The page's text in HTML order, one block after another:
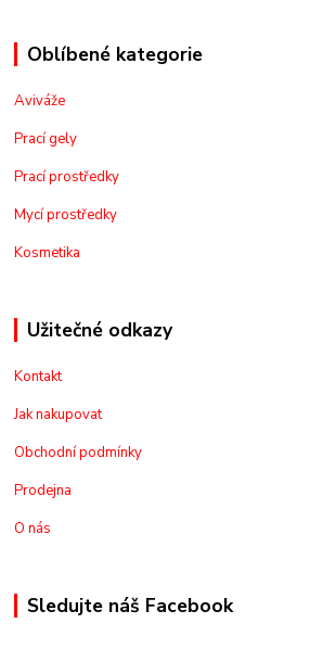
Oblíbené kategorie
Aviváže
Prací gely
Prací prostředky
Mycí prostředky
Kosmetika
Užitečné odkazy
Kontakt
Jak nakupovat
Obchodní podmínky
Prodejna
O nás
Sledujte náš Facebook